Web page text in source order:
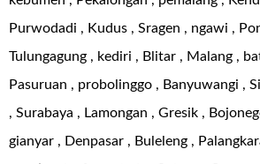
Purwodadi , Kudus , Sragen , ngawi ,
Tulungagung , kediri , Blitar , Malang ,
Pasuruan , probolinggo , Banyuwangi ,
, Surabaya , Lamongan , Gresik ,
gianyar , Denpasar , Buleleng ,